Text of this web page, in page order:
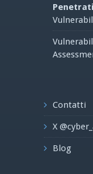
Contatti
X
Blog